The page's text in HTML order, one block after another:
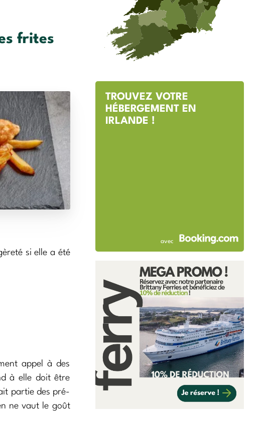
frites
si elle a été
appel à des
à elle doit être
partie des pré-
ne vaut le goût
TROUVEZ VOTRE
HÉBERGEMENT EN
IRLANDE !
avec